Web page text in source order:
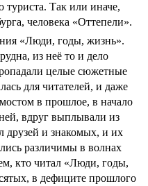
туриста. Так или иначе,
человека «Оттепели».
«Люди, годы, жизнь».
из неё то и дело
целые сюжетные
для читателей, и даже
в прошлое, в начало
вдруг выплывали из
друзей и знакомых, и их
различимы в волнах
кто читал «Люди, годы,
в дефиците прошлого